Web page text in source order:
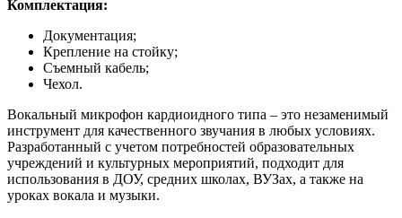
Комплектация:
Документация;
Крепление на стойку;
Съемный кабель;
Чехол.
Вокальный микрофон кардиоидного типа – это незаменимый
инструмент для качественного звучания в любых условиях.
Разработанный с учетом потребностей образовательных
учреждений и культурных мероприятий, подходит для
использования в ДОУ, средних школах, ВУЗах, а также на
уроках вокала и музыки.